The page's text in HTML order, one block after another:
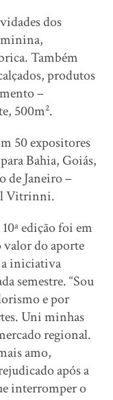
dos
Também
produtos
–
500m².
50 expositores
Bahia, Goiás,
de Janeiro –
Vitrinni.
edição foi em
valor do aporte
a iniciativa
semestre. “Sou
e por
Uni minhas
regional.
amo,
após a
interromper o